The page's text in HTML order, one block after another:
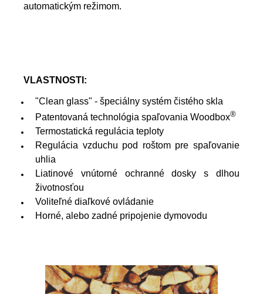
automatickým režimom.
VLASTNOSTI:
"Clean glass" - špeciálny systém čistého skla
Patentovaná technológia spaľovania Woodbox®
Termostatická regulácia teploty
Regulácia vzduchu pod roštom pre spaľovanie
uhlia
Liatinové vnútorné ochranné dosky s dlhou
životnosťou
Voliteľné diaľkové ovládanie
Horné, alebo zadné pripojenie dymovodu